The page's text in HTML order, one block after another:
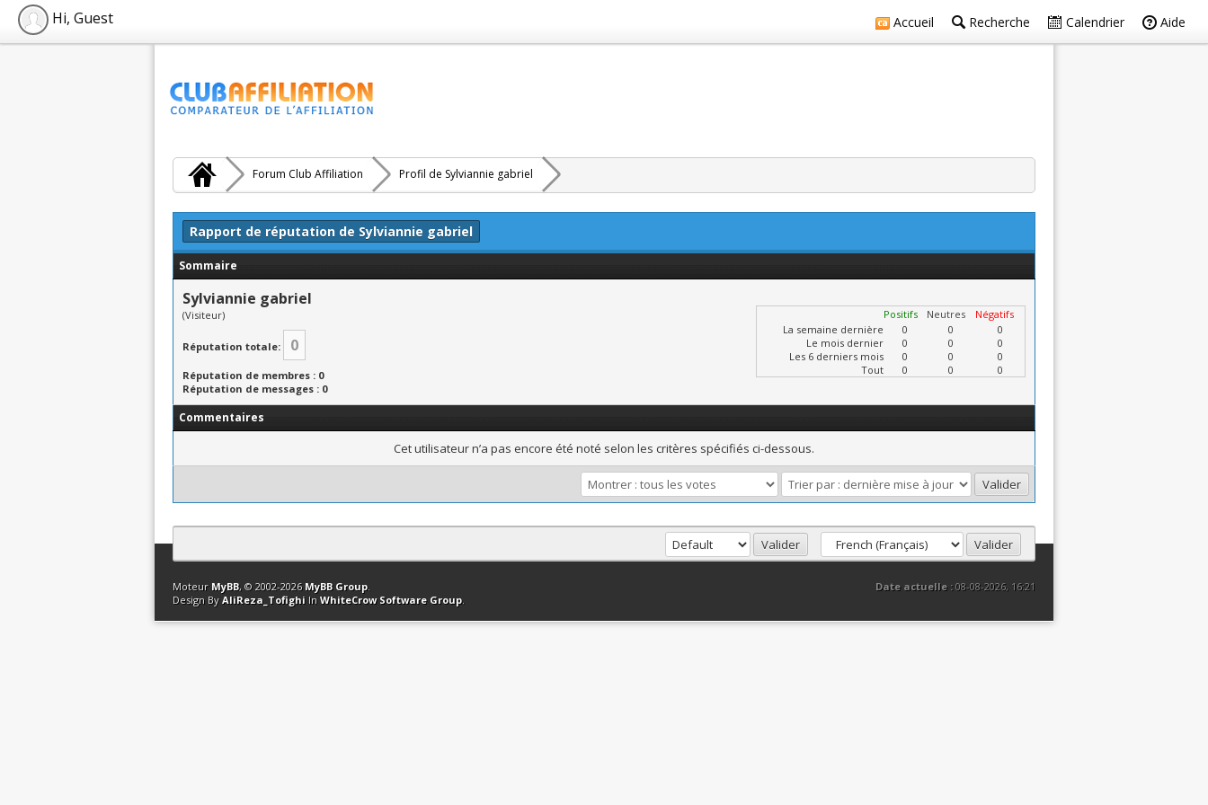
Accueil Recherche Calendrier Aide
Hi, Guest
Forum Club Affiliation Profil de Sylviannie gabriel
Rapport de réputation de Sylviannie gabriel
Sommaire
Sylviannie gabriel
(Visiteur)
Réputation totale: 0
Réputation de membres : 0
Réputation de messages : 0
Positifs Neutres
Négatifs
La semaine dernière
0 0
0
Le mois dernier
0 0
0
Les 6 derniers mois
0 0
0
Tout
0 0 0
Commentaires
Cet utilisateur n’a pas encore été noté selon les critères spécifiés ci-dessous.
Contact Club Affiliation Retourner en haut Version bas-débit (Archivé) Syndication RSS
Date actuelle :08-08-2026, 16:21
Moteur MyBB, © 2002-2026 MyBB Group.
Design By AliReza_Tofighi In WhiteCrow Software Group.